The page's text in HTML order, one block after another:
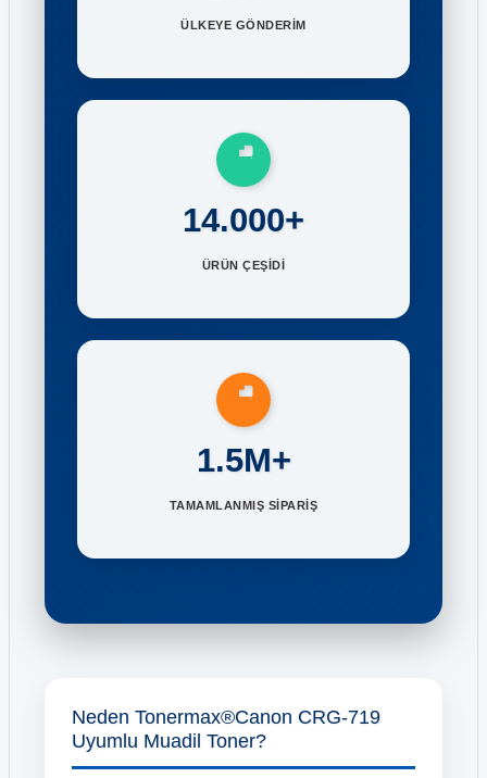
ÜLKEYE GÖNDERİM
14.000+
ÜRÜN ÇEŞİDİ
1.5M+
TAMAMLANMIŞ SİPARİŞ
Neden Tonermax®Canon CRG-719
Uyumlu Muadil Toner?